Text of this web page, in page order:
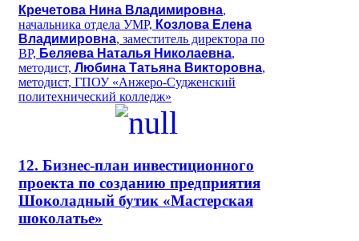
Кречетова Нина Владимировна,
начальника отдела УМР, Козлова Елена
Владимировна, заместитель директора по
ВР, Беляева Наталья Николаевна,
методист, Любина Татьяна Викторовна,
методист, ГПОУ «Анжеро-Судженский
политехнический колледж»
12. Бизнес-план инвестиционного
проекта по созданию предприятия
Шоколадный бутик «Мастерская
шоколатье»